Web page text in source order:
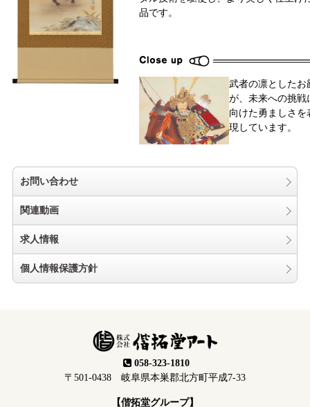
品です。
武者の凛としたお
が、未来への挑戦
向けた勇ましさを
現しています。
お問い合わせ
関連動画
求人情報
個人情報保護方針
058-323-1810
〒501-0438 岐阜県本巣郡北方町平成7-33
【偕拓堂グループ】